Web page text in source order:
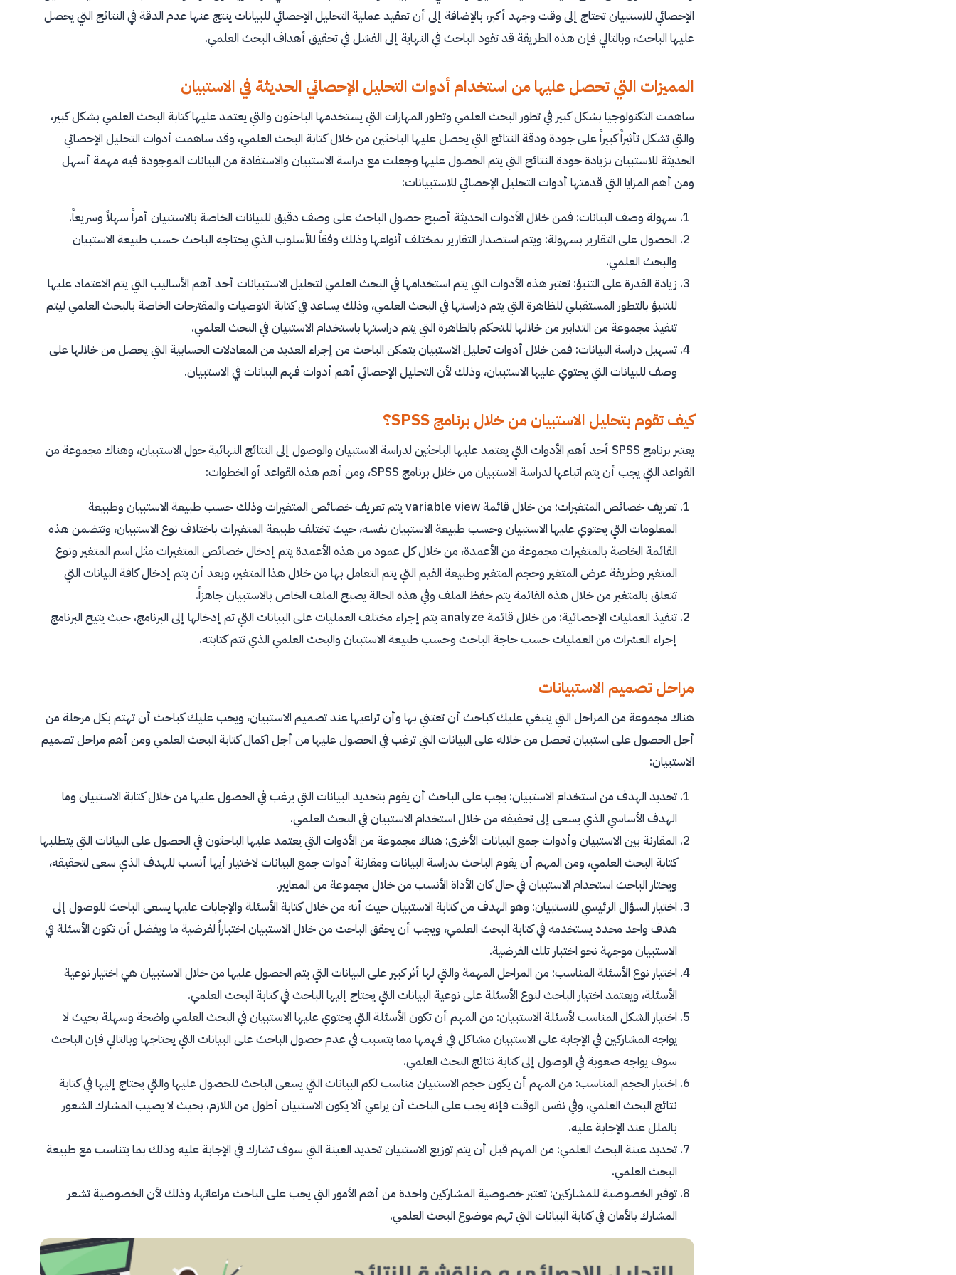
الإحصائي للاستبيان تحتاج إلى وقت وجهد أكبر، بالإضافة إلى أن تعقيد عملية التحليل الإحصائي للبيانات ينتج عنها عدم الدقة في النتائج التي يحصل
عليها الباحث، وبالتالي فإن هذه الطريقة قد تقود الباحث في النهاية إلى الفشل في تحقيق أهداف البحث العلمي.
المميزات التي تحصل عليها من استخدام أدوات التحليل الإحصائي الحديثة في الاستبيان
ساهمت التكنولوجيا بشكل كبير في تطور البحث العلمي وتطور المهارات التي يستخدمها الباحثون والتي يعتمد عليها كتابة البحث العلمي بشكل كبير،
والتي تشكل تأثيراً كبيراً على جودة ودقة النتائج التي يحصل عليها الباحثين من خلال كتابة البحث العلمي، وقد ساهمت أدوات التحليل الإحصائي
الحديثة للاستبيان بزيادة جودة النتائج التي يتم الحصول عليها وجعلت مع دراسة الاستبيان والاستفادة من البيانات الموجودة فيه مهمة أسهل
ومن أهم المزايا التي قدمتها أدوات التحليل الإحصائي للاستبيانات:
سهولة وصف البيانات: فمن خلال الأدوات الحديثة أصبح حصول الباحث على وصف دقيق للبيانات الخاصة بالاستبيان أمراً سهلاً وسريعاً.
الحصول على التقارير بسهولة: ويتم استصدار التقارير بمختلف أنواعها وذلك وفقاً للأسلوب الذي يحتاجه الباحث حسب طبيعة الاستبيان
والبحث العلمي.
زيادة القدرة على التنبؤ: تعتبر هذه الأدوات التي يتم استخدامها في البحث العلمي لتحليل الاستبيانات أحد أهم الأساليب التي يتم الاعتماد عليها
للتنبؤ بالتطور المستقبلي للظاهرة التي يتم دراستها في البحث العلمي، وذلك يساعد في كتابة التوصيات والمقترحات الخاصة بالبحث العلمي ليتم
تنفيذ مجموعة من التدابير من خلالها للتحكم بالظاهرة التي يتم دراستها باستخدام الاستبيان في البحث العلمي.
تسهيل دراسة البيانات: فمن خلال أدوات تحليل الاستبيان يتمكن الباحث من إجراء العديد من المعادلات الحسابية التي يحصل من خلالها على
وصف للبيانات التي يحتوي عليها الاستبيان، وذلك لأن التحليل الإحصائي أهم أدوات فهم البيانات في الاستبيان.
كيف تقوم بتحليل الاستبيان من خلال برنامج SPSS؟
يعتبر برنامج SPSS أحد أهم الأدوات التي يعتمد عليها الباحثين لدراسة الاستبيان والوصول إلى النتائج النهائية حول الاستبيان، وهناك مجموعة من
القواعد التي يجب أن يتم اتباعها لدراسة الاستبيان من خلال برنامج SPSS، ومن أهم هذه القواعد أو الخطوات:
تعريف خصائص المتغيرات: من خلال قائمةvariable view يتم تعريف خصائص المتغيرات وذلك حسب طبيعة الاستبيان وطبيعة
المعلومات التي يحتوي عليها الاستبيان وحسب طبيعة الاستبيان نفسه، حيث تختلف طبيعة المتغيرات باختلاف نوع الاستبيان، وتتضمن هذه
القائمة الخاصة بالمتغيرات مجموعة من الأعمدة، من خلال كل عمود من هذه الأعمدة يتم إدخال خصائص المتغيرات مثل اسم المتغير ونوع
المتغير وطريقة عرض المتغير وحجم المتغير وطبيعة القيم التي يتم التعامل بها من خلال هذا المتغير، وبعد أن يتم إدخال كافة البيانات التي
تتعلق بالمتغير من خلال هذه القائمة يتم حفظ الملف وفي هذه الحالة يصبح الملف الخاص بالاستبيان جاهزاً.
تنفيذ العمليات الإحصائية: من خلال قائمة analyze يتم إجراء مختلف العمليات على البيانات التي تم إدخالها إلى البرنامج، حيث يتيح البرنامج
إجراء العشرات من العمليات حسب حاجة الباحث وحسب طبيعة الاستبيان والبحث العلمي الذي تتم كتابته.
مراحل تصميم الاستبيانات
هناك مجموعة من المراحل التي ينبغي عليك كباحث أن تعتني بها وأن تراعيها عند تصميم الاستبيان، ويحب عليك كباحث أن تهتم بكل مرحلة من
أجل الحصول على استبيان تحصل من خلاله على البيانات التي ترغب في الحصول عليها من أجل اكمال كتابة البحث العلمي ومن أهم مراحل تصميم
الاستبيان:
تحديد الهدف من استخدام الاستبيان: يجب على الباحث أن يقوم بتحديد البيانات التي يرغب في الحصول عليها من خلال كتابة الاستبيان وما
الهدف الأساسي الذي يسعى إلى تحقيقه من خلال استخدام الاستبيان في البحث العلمي.
المقارنة بين الاستبيان وأدوات جمع البيانات الأخرى: هناك مجموعة من الأدوات التي يعتمد عليها الباحثون في الحصول على البيانات التي يتطلبها
كتابة البحث العلمي، ومن المهم أن يقوم الباحث بدراسة البيانات ومقارنة أدوات جمع البيانات لاختيار أيها أنسب للهدف الذي سعى لتحقيقه،
ويختار الباحث استخدام الاستبيان في حال كان الأداة الأنسب من خلال مجموعة من المعايير.
اختيار السؤال الرئيسي للاستبيان: وهو الهدف من كتابة الاستبيان حيث أنه من خلال كتابة الأسئلة والإجابات عليها يسعى الباحث للوصول إلى
هدف واحد محدد يستخدمه في كتابة البحث العلمي، ويجب أن يحقق الباحث من خلال الاستبيان اختباراً لفرضية ما ويفضل أن تكون الأسئلة في
الاستبيان موجهة نحو اختبار تلك الفرضية.
اختيار نوع الأسئلة المناسب: من المراحل المهمة والتي لها أثر كبير على البيانات التي يتم الحصول عليها من خلال الاستبيان هي اختيار نوعية
الأسئلة، ويعتمد اختيار الباحث لنوع الأسئلة على نوعية البيانات التي يحتاج إليها الباحث في كتابة البحث العلمي.
اختيار الشكل المناسب لأسئلة الاستبيان: من المهم أن تكون الأسئلة التي يحتوي عليها الاستبيان في البحث العلمي واضحة وسهلة بحيث لا
يواجه المشاركين في الإجابة على الاستبيان مشاكل في فهمها مما يتسبب في عدم حصول الباحث على البيانات التي يحتاجها وبالتالي فإن الباحث
سوف يواجه صعوبة في الوصول إلى كتابة نتائج البحث العلمي.
اختيار الحجم المناسب: من المهم أن يكون حجم الاستبيان مناسب لكم البيانات التي يسعى الباحث للحصول عليها والتي يحتاج إليها في كتابة
نتائج البحث العلمي، وفي نفس الوقت فإنه يجب على الباحث أن يراعي ألا يكون الاستبيان أطول من اللازم، بحيث لا يصيب المشارك الشعور
بالملل عند الإجابة عليه.
تحديد عينة البحث العلمي: من المهم قبل أن يتم توزيع الاستبيان تحديد العينة التي سوف تشارك في الإجابة عليه وذلك بما يتناسب مع طبيعة
البحث العلمي.
توفير الخصوصية للمشاركين: تعتبر خصوصية المشاركين واحدة من أهم الأمور التي يجب على الباحث مراعاتها، وذلك لأن الخصوصية تشعر
المشارك بالأمان في كتابة البيانات التي تهم موضوع البحث العلمي.